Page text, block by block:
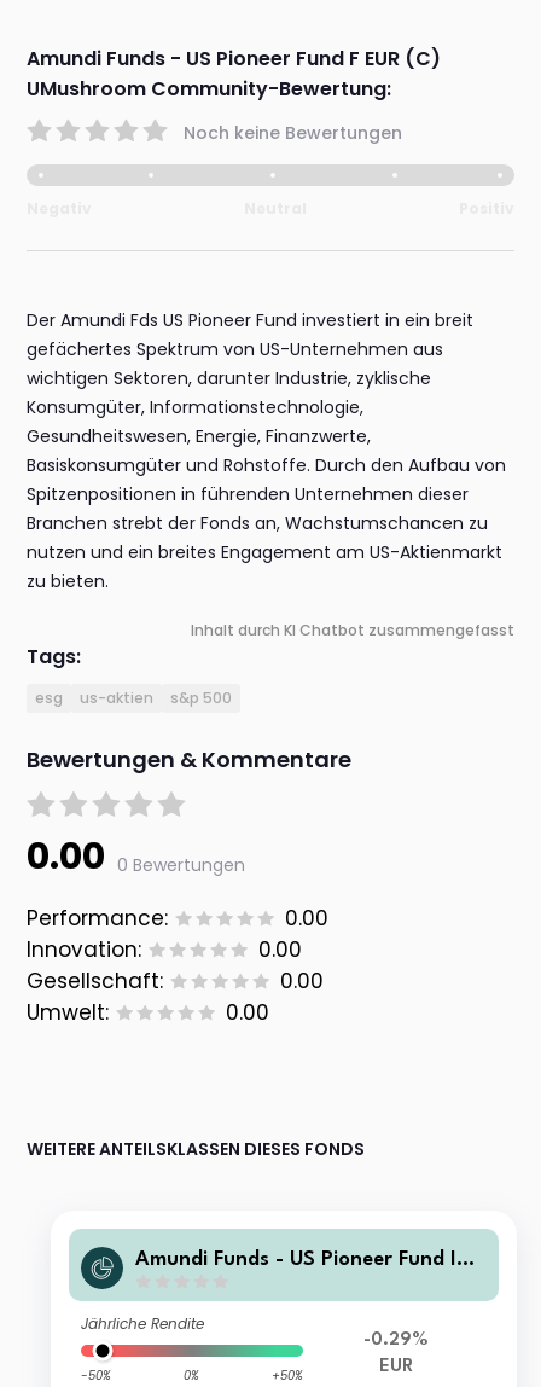
Amundi Funds - US Pioneer Fund F EUR (C)
UMushroom Community-Bewertung:
Noch keine Bewertungen
Der Amundi Fds US Pioneer Fund investiert in ein breit
gefächertes Spektrum von US-Unternehmen aus
wichtigen Sektoren, darunter Industrie, zyklische
Konsumgüter, Informationstechnologie,
Gesundheitswesen, Energie, Finanzwerte,
Basiskonsumgüter und Rohstoffe. Durch den Aufbau von
Spitzenpositionen in führenden Unternehmen dieser
Branchen strebt der Fonds an, Wachstumschancen zu
nutzen und ein breites Engagement am US-Aktienmarkt
zu bieten.
Inhalt durch KI Chatbot zusammengefasst
Tags:
esg us-aktien s&p 500
Bewertungen & Kommentare
0.00 0 Bewertungen
Performance:
0.00
Innovation:
0.00
Gesellschaft:
0.00
Umwelt:
0.00
WEITERE ANTEILSKLASSEN DIESES FONDS
Amundi Funds - US Pioneer Fund I2
Jährliche Rendite
-50% 0% +50%
-0.29%
EUR